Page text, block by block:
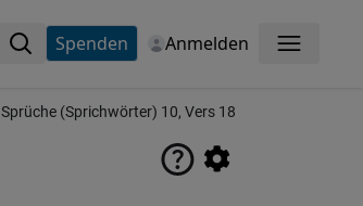
Spenden Anmelden Menü
Sprüche (Sprichwörter) 10, Vers 18